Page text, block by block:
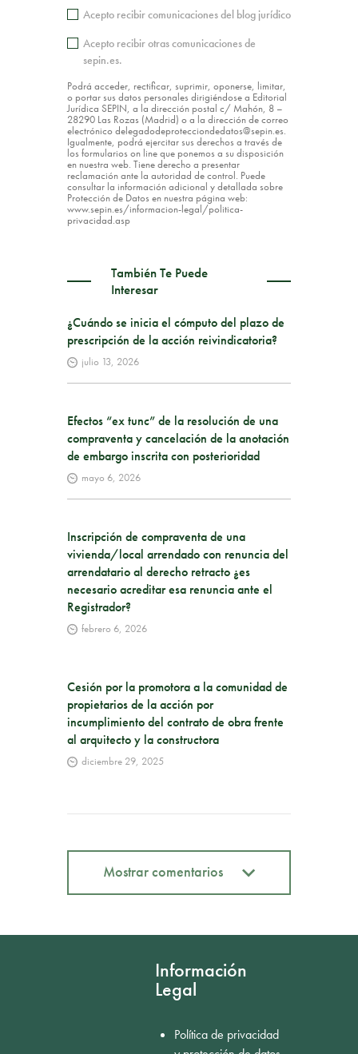
Acepto recibir comunicaciones del blog jurídico
Acepto recibir otras comunicaciones de
sepin.es.
Podrá acceder, rectificar, suprimir, oponerse, limitar,
o portar sus datos personales dirigiéndose a Editorial
Jurídica SEPIN, a la dirección postal c/ Mahón, 8 –
28290 Las Rozas (Madrid) o a la dirección de correo
electrónico delegadodeprotecciondedatos@sepin.es.
Igualmente, podrá ejercitar sus derechos a través de
los formularios on line que ponemos a su disposición
en nuestra web. Tiene derecho a presentar
reclamación ante la autoridad de control. Puede
consultar la información adicional y detallada sobre
Protección de Datos en nuestra página web:
www.sepin.es/informacion-legal/politica-
privacidad.asp
También Te Puede
Interesar
¿Cuándo se inicia el cómputo del plazo de
prescripción de la acción reivindicatoria?
julio 13, 2026
Efectos “ex tunc” de la resolución de una
compraventa y cancelación de la anotación
de embargo inscrita con posterioridad
mayo 6, 2026
Inscripción de compraventa de una
vivienda/local arrendado con renuncia del
arrendatario al derecho retracto ¿es
necesario acreditar esa renuncia ante el
Registrador?
febrero 6, 2026
Cesión por la promotora a la comunidad de
propietarios de la acción por
incumplimiento del contrato de obra frente
al arquitecto y la constructora
diciembre 29, 2025
Mostrar comentarios
Información
Legal
Política de privacidad